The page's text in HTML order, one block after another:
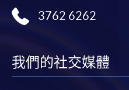
3762 6262
我們的社交媒體